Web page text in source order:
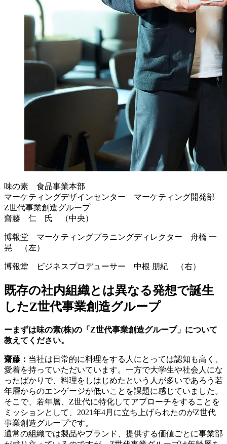
味の素 食品事業本部
マーケティングデザインセンター マーケティング開発部
Z世代事業創造グループ
齋藤 仁 氏 （中央）
博報堂 マーケティングプラニングディレクター 舟橋 一
晃 （左）
博報堂 ビジネスプロデューサー 中根 朋紀 （右）
既存の社内組織とは異なる発想で誕生
したZ世代事業創造グループ
ーまずは味の素(株)の「Z世代事業創造グループ」について
教えてください。
齋藤： 当社は日常的に料理をする人にとっては認知も高く、
愛着を持っていただいています。一方で大学生や社会人にな
ったばかりで、料理をしはじめたという人が多いであろう若
年層からのエンゲージが低いことを課題に感じていました。
そこで、若年層、Z世代に特化してアプローチをすることを
ミッションとして、2021年4月に立ち上げられたのがZ世代
事業創造グループです。
通常の組織では製品やブランド、提供する価値ごとに事業部